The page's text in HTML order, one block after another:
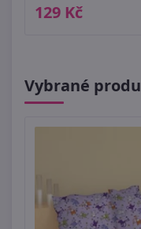
129 Kč
Vybrané